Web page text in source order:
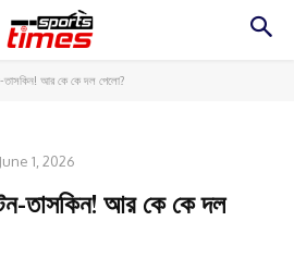
তাসকিন! আর কে কে দল পেলো?
June 1, 2026
তাসকিন! আর কে কে দল